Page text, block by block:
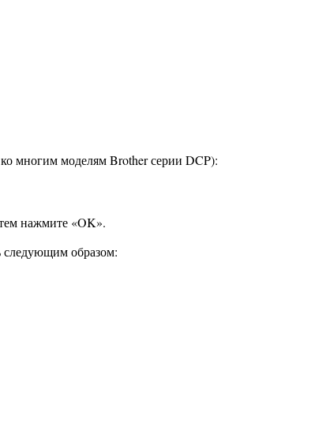
многим моделям Brother серии DCP):
нажмите «OK».
образом: